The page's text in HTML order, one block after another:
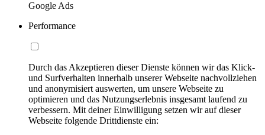
Google Ads
Performance
Durch das Akzeptieren dieser Dienste können wir das Klick-
und Surfverhalten innerhalb unserer Webseite nachvollziehen
und anonymisiert auswerten, um unsere Webseite zu
optimieren und das Nutzungserlebnis insgesamt laufend zu
verbessern. Mit deiner Einwilligung setzen wir auf dieser
Webseite folgende Drittdienste ein: